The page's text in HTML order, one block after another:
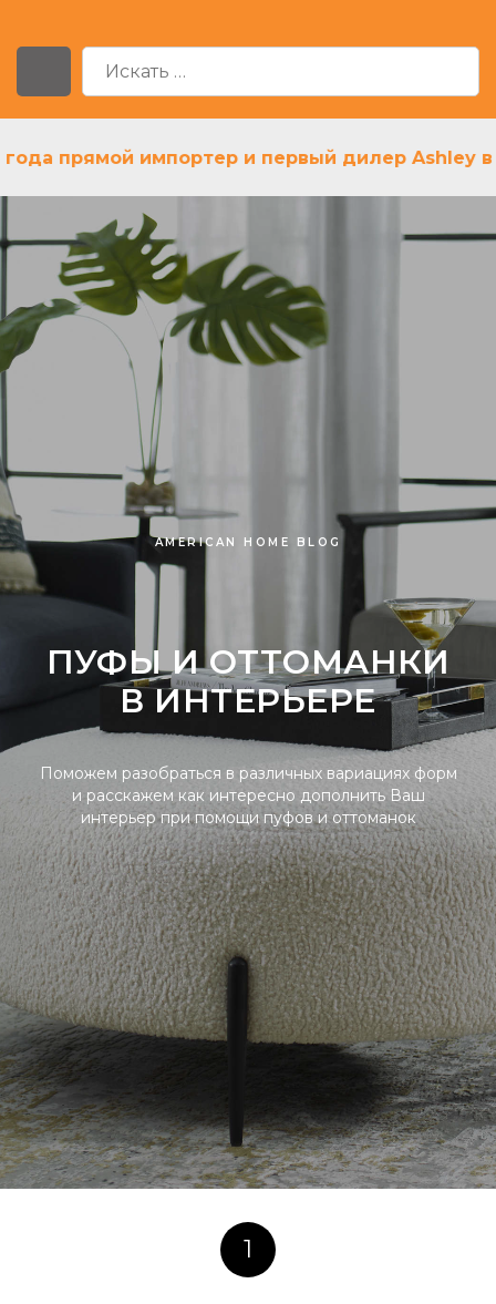
прямой импортер и первый дилер Ashley в
AMERICAN HOME BLOG
ПУФЫ И ОТТОМАНКИ
В ИНТЕРЬЕРЕ
Поможем разобраться в различных вариациях форм
и расскажем как интересно дополнить Ваш
интерьер при помощи пуфов и оттоманок
1